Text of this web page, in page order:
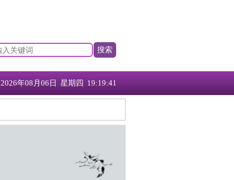
搜索
2026年08月06日 星期四 19:19:42